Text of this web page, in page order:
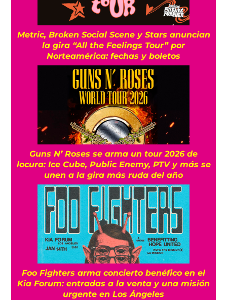
Metric, Broken Social Scene y Stars anuncian
la gira “All the Feelings Tour” por
Norteamérica: fechas y boletos
Guns N’ Roses se arma un tour 2026 de
locura: Ice Cube, Public Enemy, PTV y más se
unen a la gira más ruda del año
Foo Fighters arma concierto benéfico en el
Kia Forum: entradas a la venta y una misión
urgente en Los Ángeles